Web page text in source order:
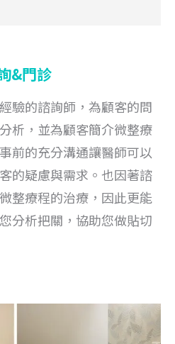
&門診
驗的諮詢師，為顧客的問
析，並為顧客簡介微整療
前的充分溝通讓醫師可以
的疑慮與需求 。也因著諮
整療程的治療，因此更能
分析把關，協助您做貼切